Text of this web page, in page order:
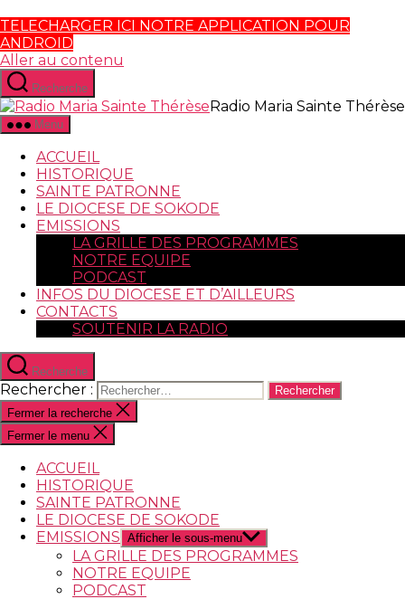
TELECHARGER ICI NOTRE APPLICATION POUR
ANDROID
Aller au contenu
Recherche
Radio Maria Sainte Thérèse
Menu
ACCUEIL
HISTORIQUE
SAINTE PATRONNE
LE DIOCESE DE SOKODE
EMISSIONS
LA GRILLE DES PROGRAMMES
NOTRE EQUIPE
PODCAST
INFOS DU DIOCESE ET D’AILLEURS
CONTACTS
SOUTENIR LA RADIO
Recherche
Rechercher :
Fermer la recherche
Fermer le menu
ACCUEIL
HISTORIQUE
SAINTE PATRONNE
LE DIOCESE DE SOKODE
EMISSIONS Afficher le sous-menu
LA GRILLE DES PROGRAMMES
NOTRE EQUIPE
PODCAST